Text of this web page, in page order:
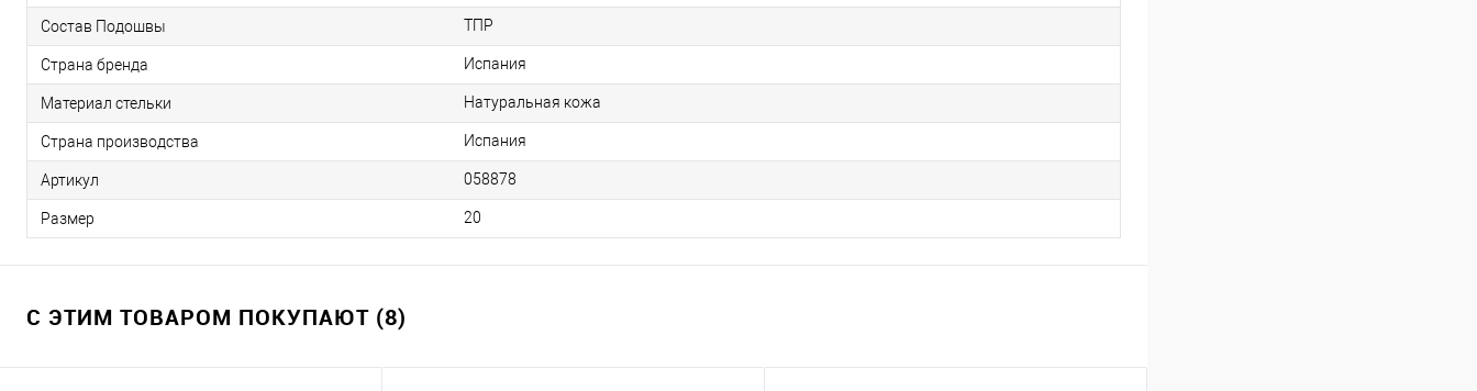
Состав Подошвы ТПР
Страна бренда Испания
Материал стельки Натуральная кожа
Страна производства Испания
Артикул 058878
Размер 20
С ЭТИМ ТОВАРОМ ПОКУПАЮТ (8)